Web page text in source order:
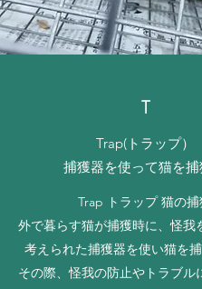
​​T
Trap(トラップ）
捕獲器を使って猫を捕
Trap トラップ 猫の捕
外で暮らす猫が捕獲時に、怪我
考えられた捕獲器を使い猫を捕
その際、怪我の防止やトラブル